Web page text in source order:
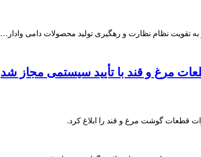
به تقویت نظام نظارت و رهگیری تولید محصولات دامی وادار…
مرغ و قند با تأیید سیستمی مجاز شد
قطعات گوشت مرغ و قند را ابلاغ کرد.